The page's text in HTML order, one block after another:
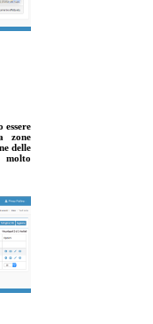
essere
zone
delle
molto